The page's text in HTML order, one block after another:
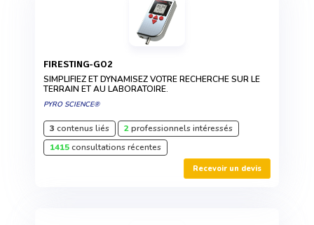
FIRESTING-GO2
SIMPLIFIEZ ET DYNAMISEZ VOTRE RECHERCHE SUR LE
TERRAIN ET AU LABORATOIRE.
PYRO SCIENCE®
3 contenus liés 2professionnels intéressés
1415consultations récentes
Recevoir un devis